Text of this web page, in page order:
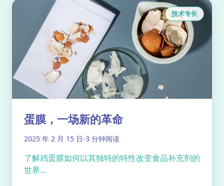
技术专长
蛋膜，一场新的革命
2025 年 2 月 15 日-3 分钟阅读
了解鸡蛋膜如何以其独特的特性改变食品补充剂的
世界...